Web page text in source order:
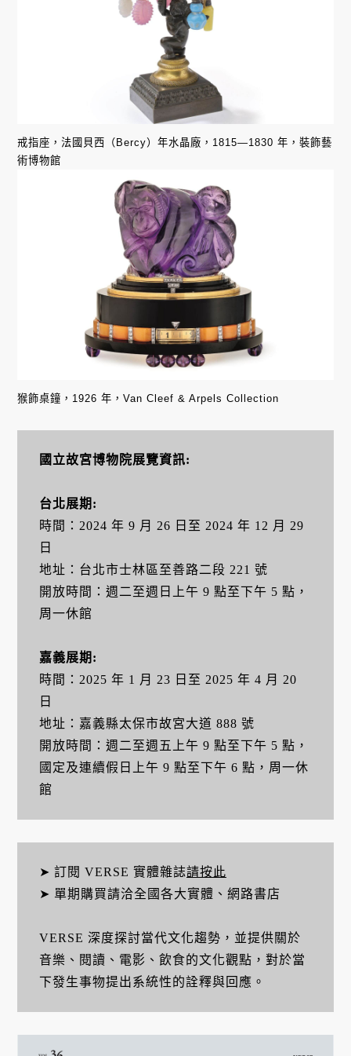
戒指座，法國貝西（Bercy）年水晶廠，1815—1830 年，裝飾藝
術博物館
猴飾桌鐘，1926 年，Van Cleef & Arpels Collection
國立故宮博物院展覽資訊:
台北展期:
時間：2024 年 9 月 26 日至 2024 年 12 月 29
日
地址：台北市士林區至善路二段 221 號
開放時間：週二至週日上午 9 點至下午 5 點，
周一休館
嘉義展期:
時間：2025 年 1 月 23 日至 2025 年 4 月 20
日
地址：嘉義縣太保市故宮大道 888 號
開放時間：週二至週五上午 9 點至下午 5 點，
國定及連續假日上午 9 點至下午 6 點，周一休
館
➤ 訂閱 VERSE 實體雜誌請按此
➤ 單期購買請洽全國各大實體、網路書店
VERSE 深度探討當代文化趨勢，並提供關於
音樂、閱讀、電影、飲食的文化觀點，對於當
下發生事物提出系統性的詮釋與回應。